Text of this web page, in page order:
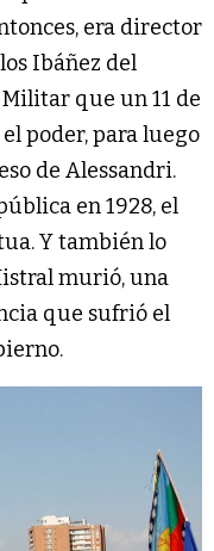
era director
Ibáñez del
que un 11 de
poder, para luego
de Alessandri.
en 1928, el
Y también lo
murió, una
que sufrió el